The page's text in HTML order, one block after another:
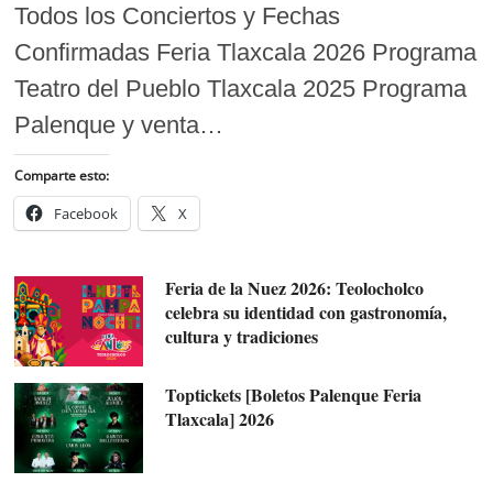
Todos los Conciertos y Fechas
Confirmadas Feria Tlaxcala 2026 Programa
Teatro del Pueblo Tlaxcala 2025 Programa
Palenque y venta…
Comparte esto:
Facebook X
Feria de la Nuez 2026: Teolocholco
celebra su identidad con gastronomía,
cultura y tradiciones
Toptickets [Boletos Palenque Feria
Tlaxcala] 2026